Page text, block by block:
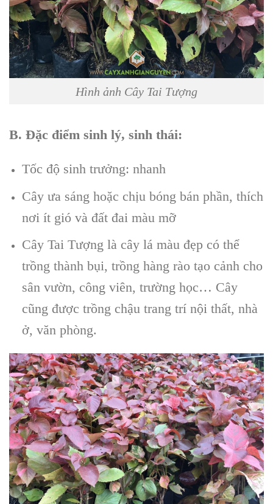
Hình ảnh Cây Tai Tượng
B. Đặc điểm sinh lý, sinh thái:
Tốc độ sinh trưởng: nhanh
Cây ưa sáng hoặc chịu bóng bán phần, thích
nơi ít gió và đất đai màu mỡ
Cây Tai Tượng là cây lá màu đẹp có thể
trồng thành bụi, trồng hàng rào tạo cảnh cho
sân vườn, công viên, trường học… Cây
cũng được trồng chậu trang trí nội thất, nhà
ở, văn phòng.